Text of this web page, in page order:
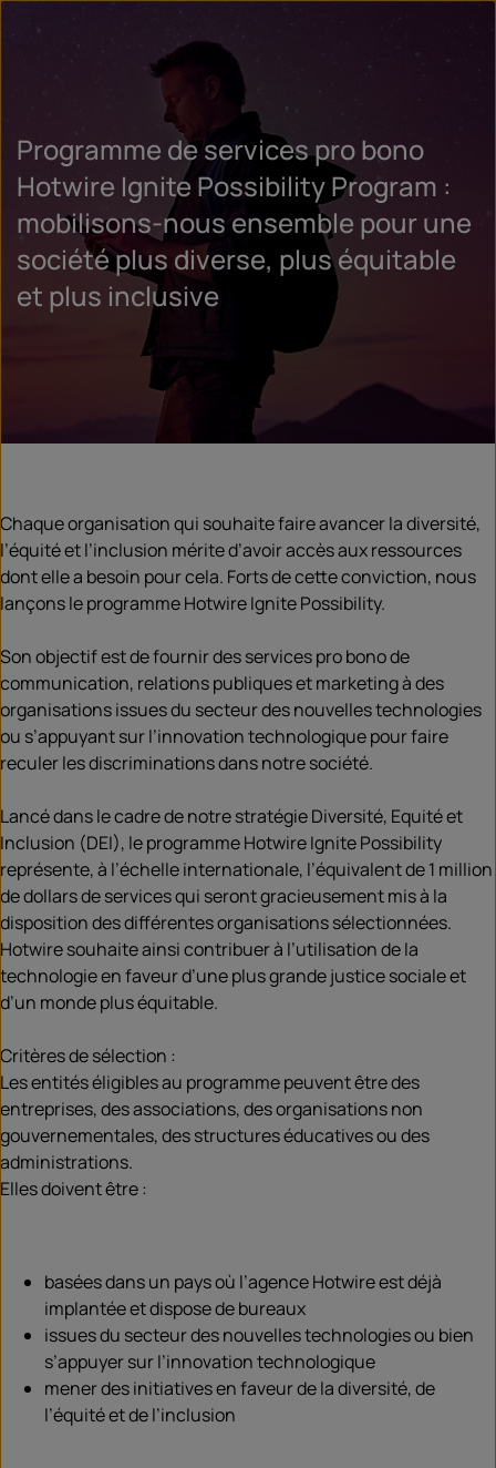
Programme de services pro bono
Hotwire Ignite Possibility Program :
mobilisons-nous ensemble pour une
société plus diverse, plus équitable
et plus inclusive
Chaque organisation qui souhaite faire avancer la diversité,
l’équité et l’inclusion mérite d’avoir accès aux ressources
dont elle a besoin pour cela. Forts de cette conviction, nous
lançons le programme Hotwire Ignite Possibility.
Son objectif est de fournir des services pro bono de
communication, relations publiques et marketing à des
organisations issues du secteur des nouvelles technologies
ou s’appuyant sur l’innovation technologique pour faire
reculer les discriminations dans notre société.
Lancé dans le cadre de notre stratégie Diversité, Equité et
Inclusion (DEI), le programme Hotwire Ignite Possibility
représente, à l’échelle internationale, l’équivalent de 1 million
de dollars de services qui seront gracieusement mis à la
disposition des différentes organisations sélectionnées.
Hotwire souhaite ainsi contribuer à l’utilisation de la
technologie en faveur d’une plus grande justice sociale et
d’un monde plus équitable.
Critères de sélection :
Les entités éligibles au programme peuvent être des
entreprises, des associations, des organisations non
gouvernementales, des structures éducatives ou des
administrations.
Elles doivent être :
basées dans un pays où l’agence Hotwire est déjà
implantée et dispose de bureaux
issues du secteur des nouvelles technologies ou bien
s’appuyer sur l’innovation technologique
mener des initiatives en faveur de la diversité, de
l’équité et de l’inclusion